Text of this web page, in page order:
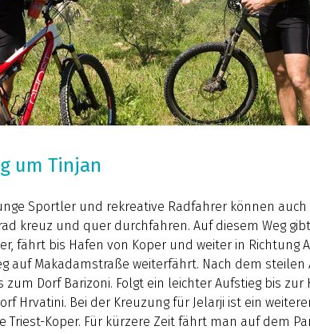
um Tinjan
Sportler und rekreative Radfahrer können
kreuz und quer durchfahren. Auf diesem Weg
fährt bis Hafen von Koper und weiter in Richtung
auf Makadamstraße weiterfährt. Nach dem steilen
Dorf Barizoni. Folgt ein leichter Aufstieg bis zur
Hrvatini. Bei der Kreuzung für Jelarji ist ein
Koper. Für kürzere Zeit fährt man auf dem